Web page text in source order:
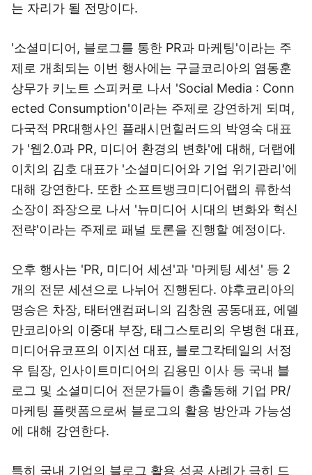
는 자리가 될 전망이다.
'소셜미디어, 블로그를 통한 PR과 마케팅'이라는 주
제로 개최되는 이번 행사에는 구글코리아의 염동훈
상무가 키노트 스피커로 나서 'Social Media : Conn
ected Consumption'이라는 주제로 강연하게 되며,
다국적 PR대행사인 플래시먼힐러드의 박영숙 대표
가 '웹2.0과 PR, 미디어 환경의 변화'에 대해, 더랩에
이치의 김호 대표가 '소셜미디어와 기업 위기관리'에
대해 강연한다. 또한 소프트뱅크미디어랩의 류한석
소장이 좌장으로 나서 '뉴미디어 시대의 변화와 혁신
전략'이라는 주제로 패널 토론을 진행할 예정이다.
오후 행사는 'PR, 미디어 세션'과 '마케팅 세션' 등 2
개의 전문 세션으로 나뉘어 진행된다. 야후코리아의
명승은 차장, 태터앤컴퍼니의 김창원 공동대표, 에델
만코리아의 이중대 부장, 태그스토리의 우병현 대표,
미디어유코프의 이지선 대표, 블로그칵테일의 서정
우 팀장, 인사이트미디어의 김용민 이사 등 국내 블
로그 및 소셜미디어 전문가들이 총출동해 기업 PR/
마케팅 플랫폼으로써 블로그의 활용 방안과 가능성
에 대해 강연한다.
특히 국내 기업의 블로그 활용 성공 사례가 극히 드